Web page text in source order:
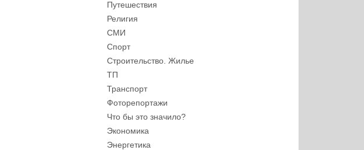
Путешествия
Религия
СМИ
Спорт
Строительство. Жилье
ТП
Транспорт
Фоторепортажи
Что бы это значило?
Экономика
Энергетика